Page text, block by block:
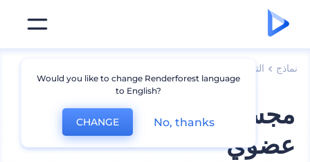
نماذج التعبئة
مجسمات عبوات شاي
عضوي
Would you like to change Renderforest language
to English?
CHANGE No, thanks